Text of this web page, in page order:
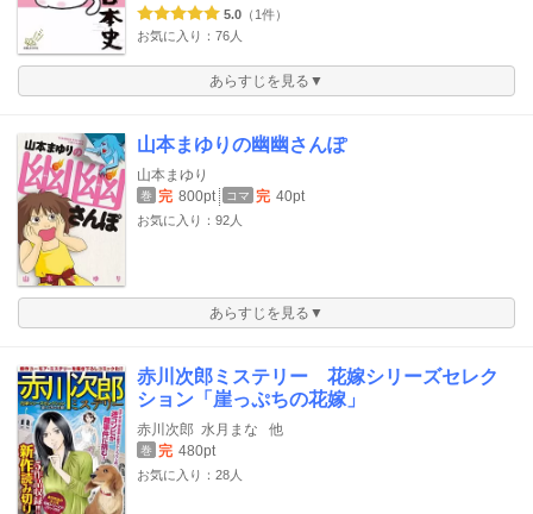
5.0 （1件）
お気に入り：76人
あらすじを見る▼
山本まゆりの幽幽さんぽ
山本まゆり
巻 完 800pt コマ 完 40pt
お気に入り：92人
あらすじを見る▼
赤川次郎ミステリー 花嫁シリーズセレク
ション「崖っぷちの花嫁」
赤川次郎 水月まな 他
巻 完 480pt
お気に入り：28人